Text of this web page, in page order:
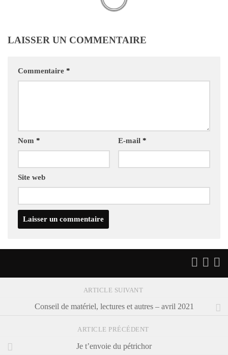
LAISSER UN COMMENTAIRE
Commentaire *
Nom * E-mail *
Site web
ARTICLE SUIVANT
Conseil de matériel, lectures et autres – avril 2021
ARTICLE PRÉCÉDENT
Je t’envoie du pétrichor